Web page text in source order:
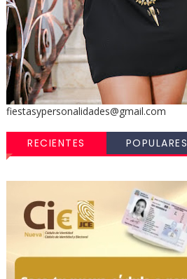
fiestasypersonalidades@gmail.com
RECIENTES POPULARES